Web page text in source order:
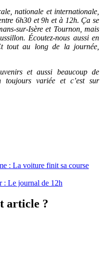
nationale et internationale,
6h30 et 9h et à 12h. Ça se
sur-Isère et Tournon, mais
Écoutez-nous aussi en
tout au long de la journée,
et aussi beaucoup de
toujours variée et c’est sur
: La voiture finit sa course
: Le journal de 12h
article ?